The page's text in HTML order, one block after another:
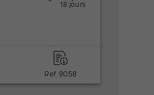
18 jours
Ref 9058